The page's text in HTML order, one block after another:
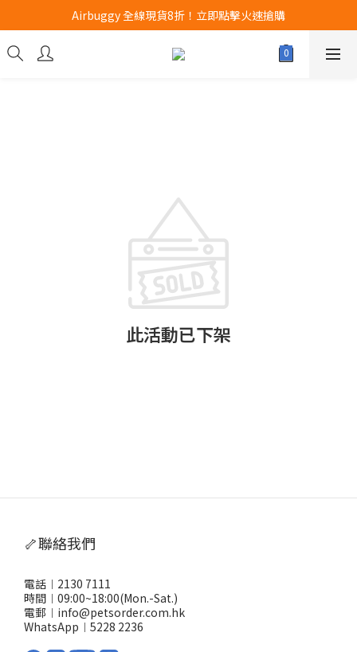
Airbuggy 全線現貨8折！立即點擊火速搶購
Airbuggy 全線現貨8折！立即點擊火速搶購
CURLI瑞士狗帶全款式3折！立即按下搶購
此活動已下架
🦴聯絡我們
電話︱2130 7111
時間︱09:00~18:00(Mon.-Sat.)
電郵︱info@petsorder.com.hk
WhatsApp︱ 5228 2236